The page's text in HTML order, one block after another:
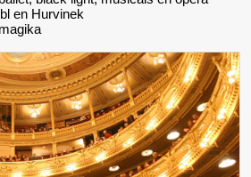
en Hurvinek